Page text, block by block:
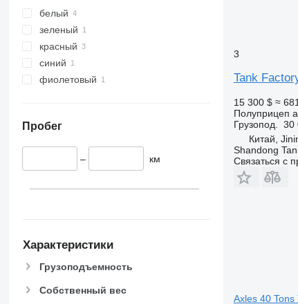
белый
зеленый
красный
синий
фиолетовый
Пробег
– км
Характеристики
Грузоподъемность
Собственный вес
3
Tank
15 300 $ ≈
Полуприцеп
Грузопод.
30
Китай,
Shandong
Связаться с
Axles 40